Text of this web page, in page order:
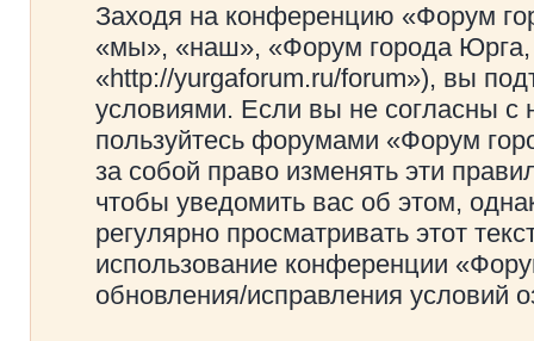
Заходя на конференцию «Форум
«мы», «наш», «Форум города
«http://yurgaforum.ru/forum»), вы
условиями. Если вы не согласны с
пользуйтесь форумами «Форум
за собой право изменять эти
чтобы уведомить вас об этом,
регулярно просматривать этот
использование конференции
обновления/исправления условий